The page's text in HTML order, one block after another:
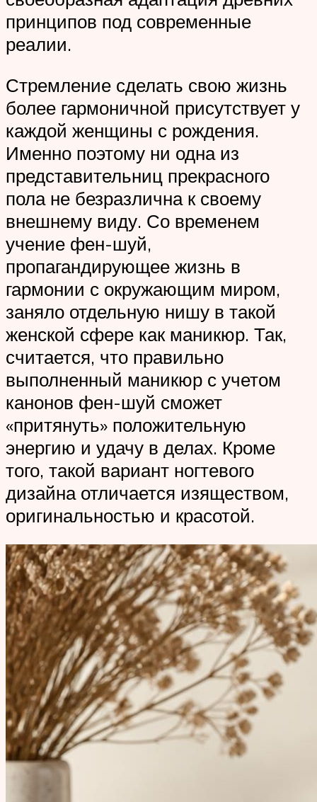
принципов под современные
реалии.
Стремление сделать свою жизнь
более гармоничной присутствует у
каждой женщины с рождения.
Именно поэтому ни одна из
представительниц прекрасного
пола не безразлична к своему
внешнему виду. Со временем
учение фен-шуй,
пропагандирующее жизнь в
гармонии с окружающим миром,
заняло отдельную нишу в такой
женской сфере как маникюр. Так,
считается, что правильно
выполненный маникюр с учетом
канонов фен-шуй сможет
«притянуть» положительную
энергию и удачу в делах. Кроме
того, такой вариант ногтевого
дизайна отличается изяществом,
оригинальностью и красотой.